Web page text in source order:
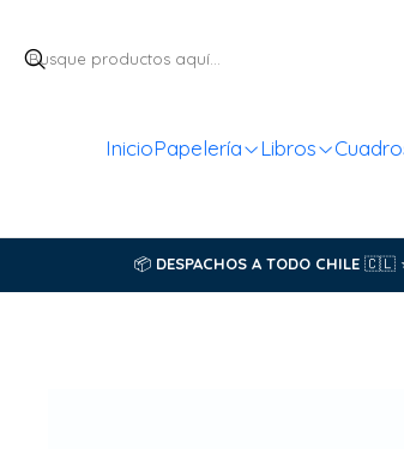
InicioPapelería Libros
📦 DESPACHOS A TODO CHILE 🇨🇱